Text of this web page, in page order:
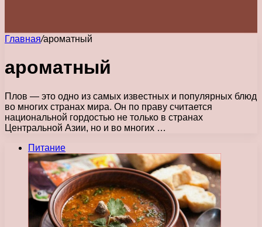
Главная/ароматный
ароматный
Плов — это одно из самых известных и популярных блюд
во многих странах мира. Он по праву считается
национальной гордостью не только в странах
Центральной Азии, но и во многих …
Питание